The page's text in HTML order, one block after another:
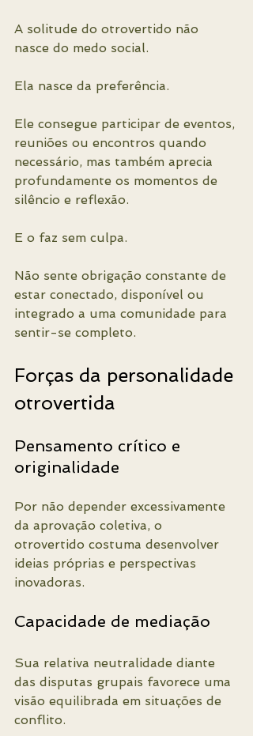
A solitude do otrovertido não
nasce do medo social.
Ela nasce da preferência.
Ele consegue participar de eventos,
reuniões ou encontros quando
necessário, mas também aprecia
profundamente os momentos de
silêncio e reflexão.
E o faz sem culpa.
Não sente obrigação constante de
estar conectado, disponível ou
integrado a uma comunidade para
sentir-se completo.
Forças da personalidade
otrovertida
Pensamento crítico e
originalidade
Por não depender excessivamente
da aprovação coletiva, o
otrovertido costuma desenvolver
ideias próprias e perspectivas
inovadoras.
Capacidade de mediação
Sua relativa neutralidade diante
das disputas grupais favorece uma
visão equilibrada em situações de
conflito.